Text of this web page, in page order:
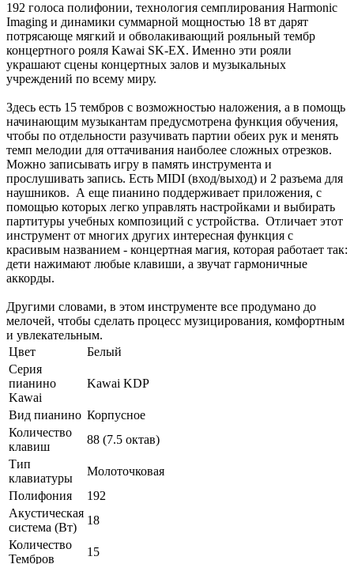
192 голоса полифонии, технология семплирования Harmonic
Imaging и динамики суммарной мощностью 18 вт дарят
потрясающе мягкий и обволакивающий рояльный тембр
концертного рояля Kawai SK-EX. Именно эти рояли
украшают сцены концертных залов и музыкальных
учреждений по всему миру.
Здесь есть 15 тембров с возможностью наложения, а в помощь
начинающим музыкантам предусмотрена функция обучения,
чтобы по отдельности разучивать партии обеих рук и менять
темп мелодии для оттачивания наиболее сложных отрезков.
Можно записывать игру в память инструмента и
прослушивать запись. Есть MIDI (вход/выход) и 2 разъема для
наушников. А еще пианино поддерживает приложения, с
помощью которых легко управлять настройками и выбирать
партитуры учебных композиций с устройства. Отличает этот
инструмент от многих других интересная функция с
красивым названием - концертная магия, которая работает так:
дети нажимают любые клавиши, а звучат гармоничные
аккорды.
Другими словами, в этом инструменте все продумано до
мелочей, чтобы сделать процесс музицирования, комфортным
и увлекательным.
Цвет
Белый
Серия
пианино
Kawai
Kawai KDP
Вид пианино Корпусное
Количество
клавиш
88 (7.5 октав)
Тип
клавиатуры
Молоточковая
Полифония
192
Акустическая
система (Вт)
18
Количество
Тембров
15